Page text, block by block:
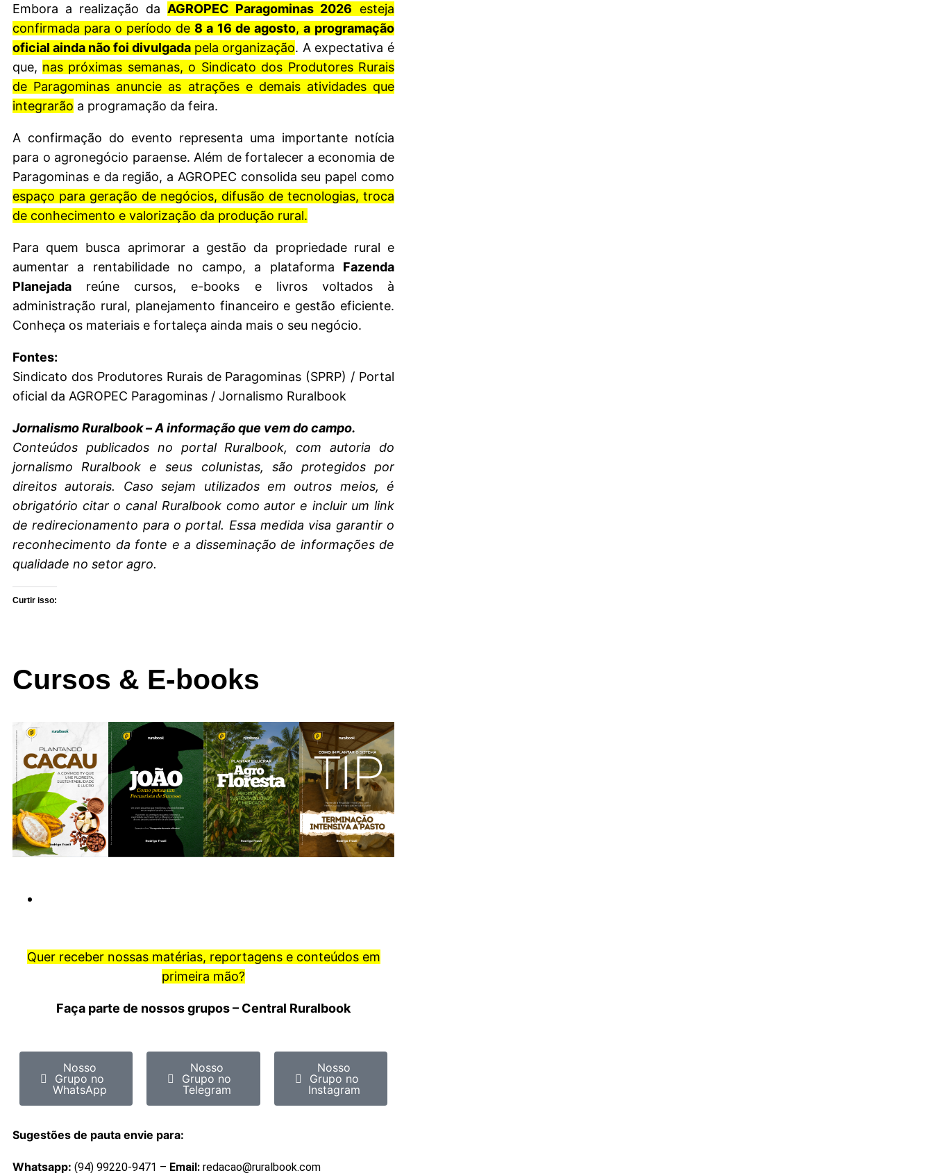
Embora a realização da AGROPEC Paragominas 2026 esteja
confirmada para o período de 8 a 16 de agosto, a programação
oficial ainda não foi divulgada pela organização. A expectativa é
que, nas próximas semanas, o Sindicato dos Produtores Rurais
de Paragominas anuncie as atrações e demais atividades que
integrarão a programação da feira.
A confirmação do evento representa uma importante notícia
para o agronegócio paraense. Além de fortalecer a economia de
espaço para geração de negócios, difusão de tecnologias, troca
de conhecimento e valorização da produção rural.
Para quem busca aprimorar a gestão da propriedade rural e
aumentar a rentabilidade no campo, a plataforma Fazenda
Planejada reúne cursos, e-books e livros voltados à
administração rural, planejamento financeiro e gestão eficiente.
Conheça os materiais e fortaleça ainda mais o seu negócio.
Fontes:
Sindicato dos Produtores Rurais de Paragominas (SPRP) / Portal
oficial da AGROPEC Paragominas / Jornalismo Ruralbook
Jornalismo Ruralbook – A informação que vem do campo.
Conteúdos publicados no portal Ruralbook, com autoria do
jornalismo Ruralbook e seus colunistas, são protegidos por
direitos autorais. Caso sejam utilizados em outros meios, é
obrigatório citar o canal Ruralbook como autor e incluir um link
de redirecionamento para o portal. Essa medida visa garantir o
reconhecimento da fonte e a disseminação de informações de
qualidade no setor agro.
Curtir isso:
Cursos & E-books
Quer receber nossas matérias, reportagens e conteúdos em
primeira mão?
Faça parte de nossos grupos – Central Ruralbook
Nosso
Grupo no
WhatsApp
Nosso
Grupo no
Telegram
Nosso
Grupo no
Instagram
Sugestões de pauta envie para:
Whatsapp: (94) 99220-9471 – Email: redacao@ruralbook.com